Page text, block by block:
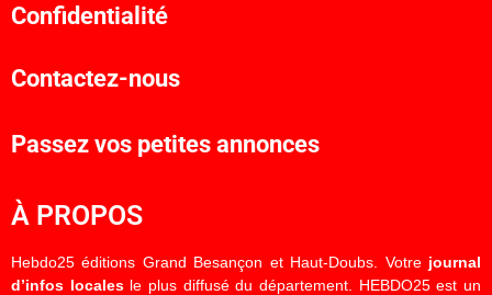
Confidentialité
Contactez-nous
Passez vos petites annonces
À PROPOS
Hebdo25 éditions Grand Besançon et Haut-Doubs. Votre journal
d’infos localesle plus diffusé du département. HEBDO25 est un